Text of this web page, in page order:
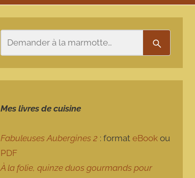
Mes livres de cuisine
Fabuleuses Aubergines 2 : formateBook ou
PDF
À la folie, quinze duos gourmands pour